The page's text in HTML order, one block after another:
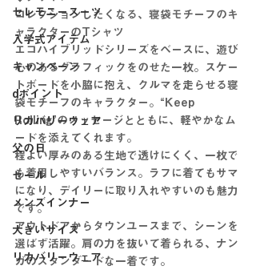
セレモニースーツ
入学式アイテム
キャンペーン
dポイント
リカバリーウェア
父の日
セール
メンズインナー
大きいサイズ
リカバリーウェア
コレクションしたくなる、寝袋モチーフのキ
ャラクターのTシャツ
エコハイブリッドシリーズをベースに、遊び
心のあるグラフィックをのせた一枚。スケー
トボードを小脇に抱え、クルマを走らせる寝
袋モチーフのキャラクター。“Keep
Rolling”のメッセージとともに、軽やかなム
ードを添えてくれます。
程よい厚みのある生地で透けにくく、一枚で
も着用しやすいバランス。ラフに着てもサマ
になり、デイリーに取り入れやすいのも魅力
です。
アウトドアからタウンユースまで、シーンを
選ばず活躍。肩の力を抜いて着られる、ナン
ガのスタンダードな一着です。